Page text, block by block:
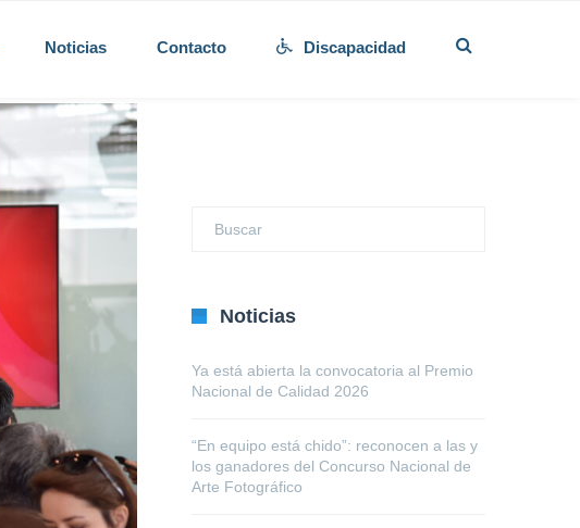
Noticias Contacto Discapacidad
Noticias
Ya está abierta la convocatoria al Premio
Nacional de Calidad 2026
“En equipo está chido”: reconocen a las y
los ganadores del Concurso Nacional de
Arte Fotográfico